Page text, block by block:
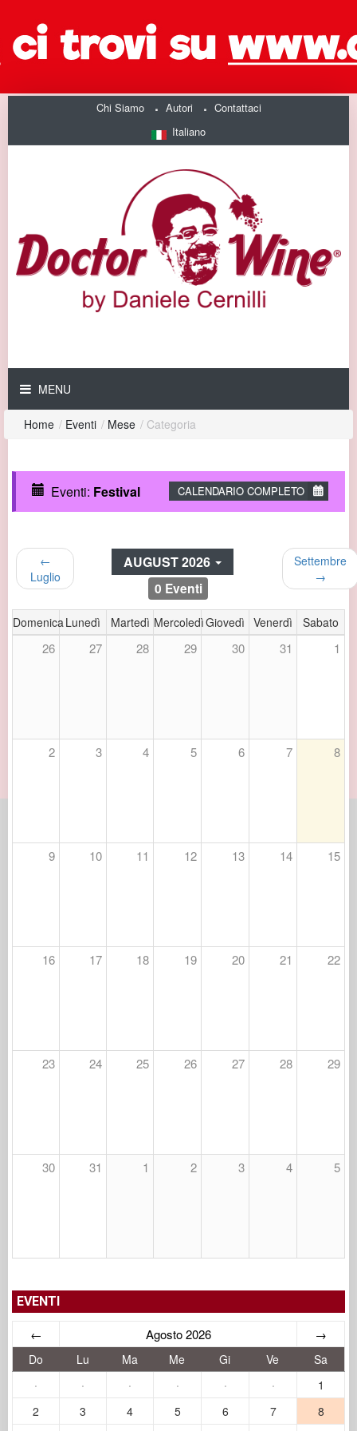
Chi Siamo Autori
Contattaci
Italiano
MENU
Home / Eventi / Mese / Categoria
CALENDARIO COMPLETO
Eventi: Festival
←
Luglio
AUGUST 2026
0 Eventi
Settembre
→
DomenicaLunedì Martedì MercoledìGiovedì Venerdì Sabato
26 27 28 29 30 31 1
2 3 4 5 6 7 8
9 10 11 12 13 14 15
16 17 18 19 20 21 22
23 24 25 26 27 28 29
30 31 1 2 3 4 5
EVENTI
← Agosto 2026 →
Do Lu Ma Me Gi Ve
Sa
·
· · · · ·
1
2
3 4 5 6 7
8